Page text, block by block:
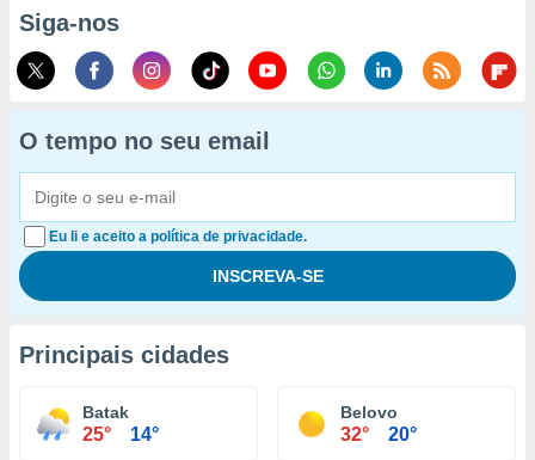
Siga-nos
O tempo no seu email
Eu li e aceito a política de privacidade.
Principais cidades
Batak
25° 14°
Belovo
32° 20°